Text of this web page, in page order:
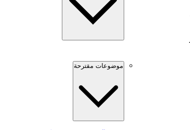
موضوعات مقترحة